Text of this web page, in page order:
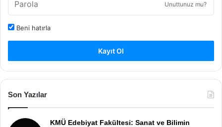
Unuttunuz mu?
Beni hatırla
Kayıt Ol
Son Yazılar
KMÜ Edebiyat Fakültesi: Sanat ve Bilimin